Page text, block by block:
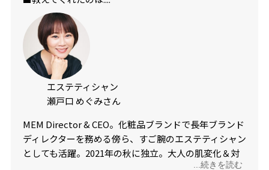
エステティシャン
瀬戸口 めぐみさん
MEM Director & CEO。化粧品ブランドで長年ブランド
ディレクターを務める傍ら、すご腕のエステティシャン
としても活躍。2021年の秋に独立。大人の肌変化＆対
...続きを読む